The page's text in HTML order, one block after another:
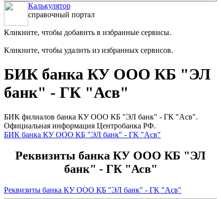
Калькулятор
справочный портал
Кликните, чтобы добавить в избранные сервисы.
Кликните, чтобы удалить из избранных сервисов.
БИК банка КУ ООО КБ "ЭЛ
банк" - ГК "Асв"
БИК филиалов банка КУ ООО КБ "ЭЛ банк" - ГК "Асв".
Официальная информация Центробанка РФ.
БИК банка КУ ООО КБ "ЭЛ банк" - ГК "Асв"
Реквизиты банка КУ ООО КБ "ЭЛ
банк" - ГК "Асв"
Реквизиты банка КУ ООО КБ "ЭЛ банк" - ГК "Асв"